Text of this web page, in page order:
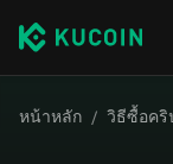
หน้าหลัก / วิธีซื้อคริ